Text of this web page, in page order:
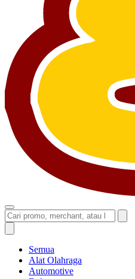
Semua
Alat Olahraga
Automotive